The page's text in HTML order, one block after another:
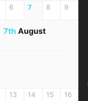
6 7 8 9
7th August
13 14 15 16